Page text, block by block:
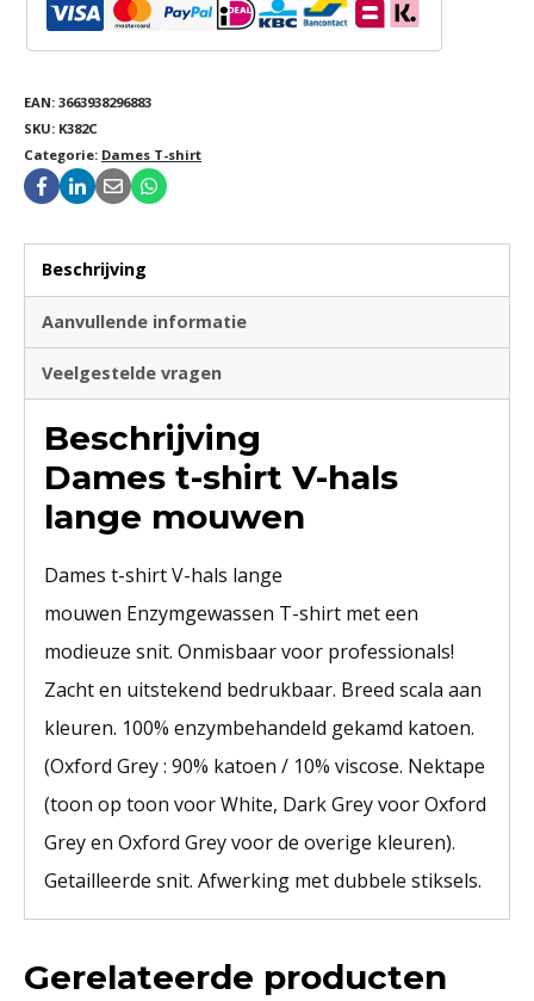
EAN: 3663938296883
SKU: K382C
Categorie: Dames T-shirt
Beschrijving
Aanvullende informatie
Veelgestelde vragen
Beschrijving
Dames t-shirt V-hals
lange mouwen
Dames t-shirt V-hals lange
mouwen Enzymgewassen T-shirt met een
modieuze snit. Onmisbaar voor professionals!
Zacht en uitstekend bedrukbaar. Breed scala aan
kleuren. 100% enzymbehandeld gekamd katoen.
(Oxford Grey : 90% katoen / 10% viscose. Nektape
(toon op toon voor White, Dark Grey voor Oxford
Grey en Oxford Grey voor de overige kleuren).
Getailleerde snit. Afwerking met dubbele stiksels.
Gerelateerde producten